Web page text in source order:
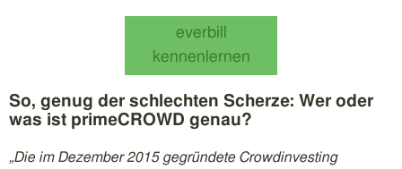
everbill
kennenlernen
So, genug der schlechten Scherze: Wer oder
was ist primeCROWD genau?
„Die im Dezember 2015 gegründete Crowdinvesting